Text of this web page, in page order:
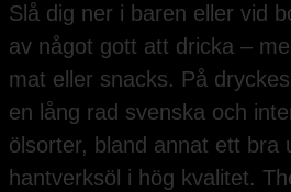
Slå dig ner i baren eller vid
av något gott att dricka –
mat eller snacks. På
en lång rad svenska och
ölsorter, bland annat ett bra
hantverksöl i hög kvalitet.